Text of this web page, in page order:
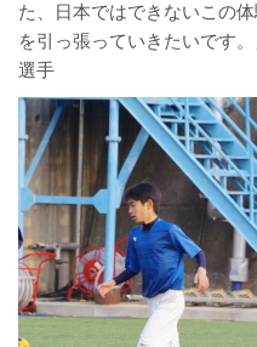
た、日本ではできないこの
を引っ張っていきたいです
選手